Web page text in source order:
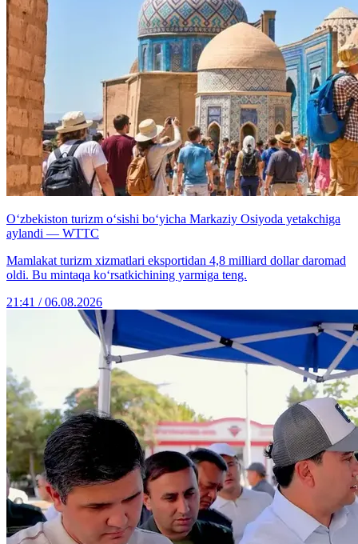
O‘zbekiston turizm o‘sishi bo‘yicha Markaziy Osiyoda yetakchiga
aylandi — WTTC
Mamlakat turizm xizmatlari eksportidan 4,8 milliard dollar daromad
oldi. Bu mintaqa ko‘rsatkichining yarmiga teng.
21:41 / 06.08.2026